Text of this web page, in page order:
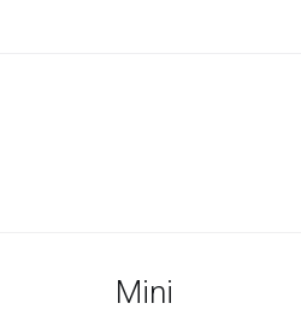
Mini